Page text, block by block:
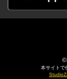
本サイトで